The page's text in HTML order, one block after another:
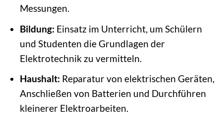
Messungen.
Bildung: Einsatz im Unterricht, um Schülern
und Studenten die Grundlagen der
Elektrotechnik zu vermitteln.
Haushalt: Reparatur von elektrischen Geräten,
Anschließen von Batterien und Durchführen
kleinerer Elektroarbeiten.